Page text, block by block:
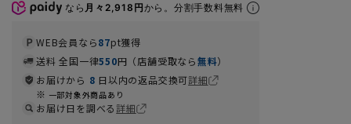
なら 月々2,918円から。分割手数料無料
WEB会員なら87pt獲得
送料 全国一律550円（店舗受取なら無料）
お届けから 8 日以内の返品交換可詳細
一部対象外商品あり
お届け日を調べる詳細